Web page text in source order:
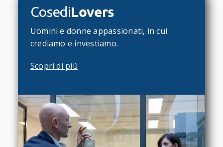
CosediLovers
Uomini e donne appassionati, in cui
crediamo e investiamo.
Scopri di più